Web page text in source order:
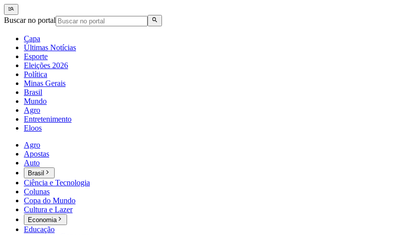
Buscar no portal
Capa
Últimas Notícias
Esporte
Eleições 2026
Política
Minas Gerais
Brasil
Mundo
Agro
Entretenimento
Eloos
Agro
Apostas
Auto
Brasil
Ciência e Tecnologia
Colunas
Copa do Mundo
Cultura e Lazer
Economia
Educação